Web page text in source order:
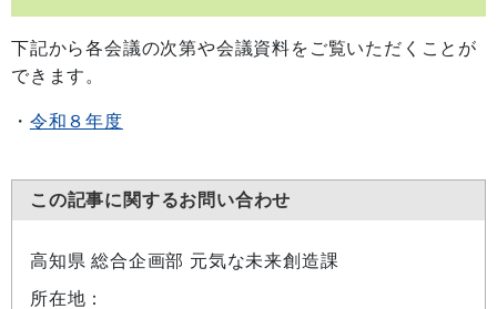
下記から各会議の次第や会議資料をご覧いただくことが
できます。
・ 令和８年度
この記事に関するお問い合わせ
高知県 総合企画部 元気な未来創造課
所在地：